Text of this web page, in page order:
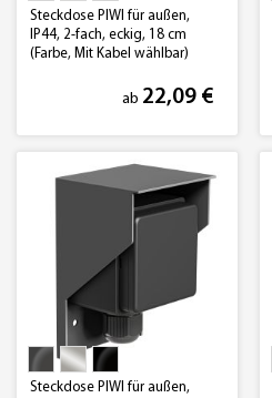
Steckdose PIWI für außen,
IP44, 2-fach, eckig, 18 cm
(Farbe, Mit Kabel wählbar)
ab 22,09 €
Steckdose PIWI für außen,